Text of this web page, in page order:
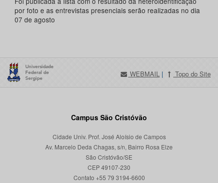
por foto e as entrevistas presenciais serão realizadas no dia
07 de agosto
WEBMAIL | Topo do Site
Campus São Cristóvão
Cidade Univ. Prof. José Aloísio de Campos
Av. Marcelo Deda Chagas, s/n, Bairro Rosa Elze
São Cristóvão/SE
CEP 49107-230